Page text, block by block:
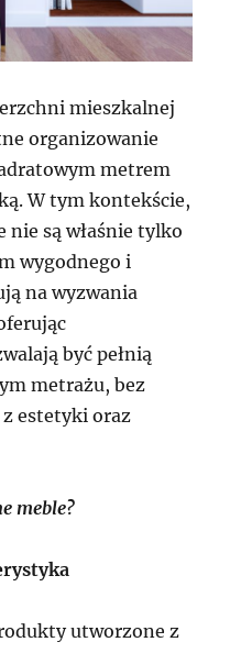
mieszkalnej
organizowanie
metrem
W tym kontekście,
są właśnie tylko
wygodnego i
na wyzwania
być pełnią
metrażu, bez
estetyki oraz
meble?
utworzone z